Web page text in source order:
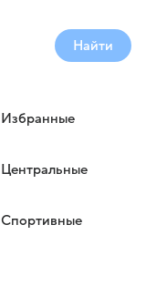
Найти
Избранные
Центральные
Спортивные